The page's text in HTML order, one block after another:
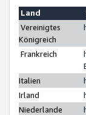
Land
Vereinigtes
Königreich
Frankreich
Italien
Irland
Niederlande